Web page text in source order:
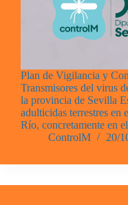
Plan de Vigilancia y
Transmisores del virus
la provincia de Sevilla
adulticidas terrestres en
Río, concretamente en
ControlM
20/